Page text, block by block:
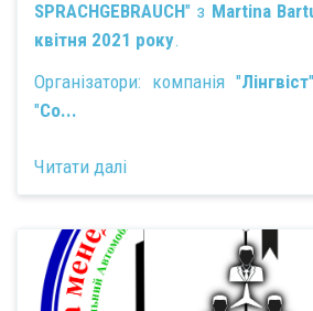
SPRACHGEBRAUCH" з Martina
квітня 2021 року.
Організатори: компанія "Лінгвіст
"Co...
Читати далі